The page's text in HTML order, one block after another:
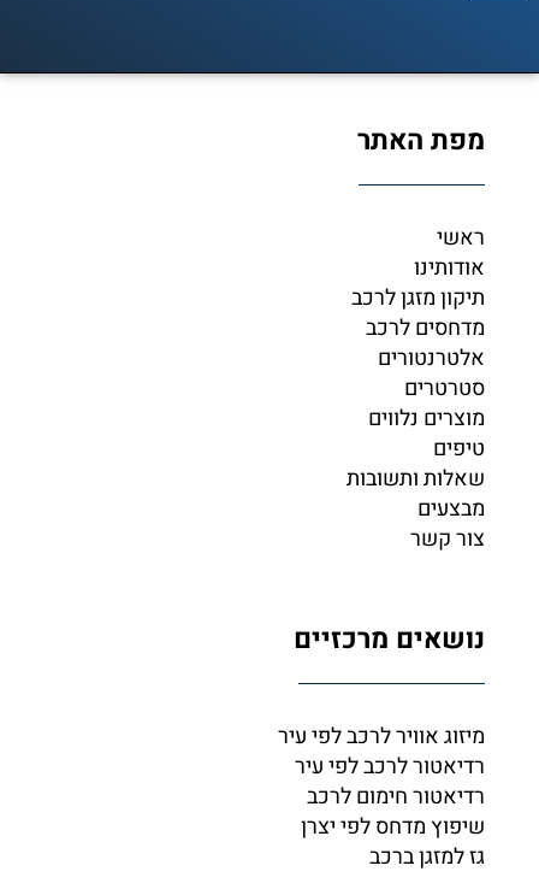
מפת האתר
ראשי
אודותינו
תיקון מזגן לרכב
מדחסים לרכב
אלטרנטורים
סטרטרים
מוצרים נלווים
טיפים
שאלות ותשובות
מבצעים
צור קשר
נושאים מרכזיים
מיזוג אוויר לרכב לפי עיר
רדיאטור לרכב לפי עיר
רדיאטור חימום לרכב
שיפוץ מדחס לפי יצרן
גז למזגן ברכב